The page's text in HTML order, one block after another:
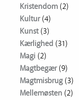
Kristendom (2)
Kultur(4)
Kunst(3)
Kærlighed (31)
Magi (2)
Magtbegær(9)
Magtmisbrug(3)
Mellemøsten (2)